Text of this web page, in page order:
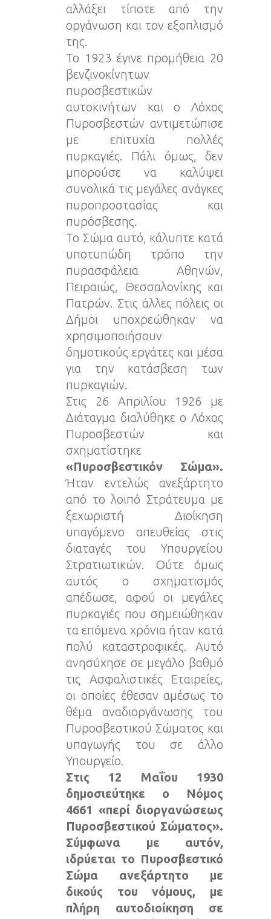
αλλάξει τίποτε από την
οργάνωση και τον εξοπλισμό
της.
Το 1923 έγινε προμήθεια 20
βενζινοκίνητων
πυροσβεστικών
αυτοκινήτων και ο Λόχος
Πυροσβεστών αντιμετώπισε
με επιτυχία πολλές
πυρκαγιές. Πάλι όμως, δεν
μπορούσε να καλύψει
συνολικά τις μεγάλες ανάγκες
πυροπροστασίας και
πυρόσβεσης.
Το Σώμα αυτό, κάλυπτε κατά
υποτυπώδη τρόπο την
πυρασφάλεια Αθηνών,
Πειραιώς, Θεσσαλονίκης και
Πατρών. Στις άλλες πόλεις οι
Δήμοι υποχρεώθηκαν να
χρησιμοποιήσουν
δημοτικούς εργάτες και μέσα
για την κατάσβεση των
πυρκαγιών.
Στις 26 Απριλίου 1926 με
Διάταγμα διαλύθηκε ο Λόχος
Πυροσβεστών και
σχηματίστηκε
«Πυροσβεστικόν Σώμα».
Ήταν εντελώς ανεξάρτητο
από το λοιπό Στράτευμα με
ξεχωριστή Διοίκηση
υπαγόμενο απευθείας στις
διαταγές του Υπουργείου
Στρατιωτικών. Ούτε όμως
αυτός ο σχηματισμός
απέδωσε, αφού οι μεγάλες
πυρκαγιές που σημειώθηκαν
τα επόμενα χρόνια ήταν κατά
πολύ καταστροφικές. Αυτό
ανησύχησε σε μεγάλο βαθμό
τις Ασφαλιστικές Εταιρείες,
οι οποίες έθεσαν αμέσως το
θέμα αναδιοργάνωσης του
Πυροσβεστικού Σώματος και
υπαγωγής του σε άλλο
Υπουργείο.
Στις 12 Μαΐου 1930
δημοσιεύτηκε ο Νόμος
4661 «περί διοργανώσεως
Πυροσβεστικού Σώματος».
Σύμφωνα με αυτόν,
ιδρύεται το Πυροσβεστικό
Σώμα ανεξάρτητο με
δικούς του νόμους, με
πλήρη αυτοδιοίκηση σε